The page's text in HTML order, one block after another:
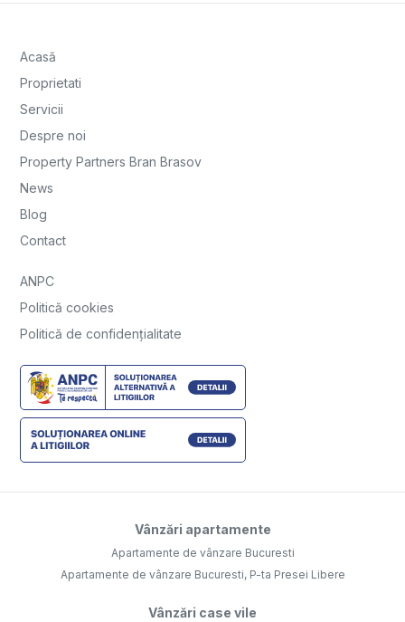
Acasă
Proprietati
Servicii
Despre noi
Property Partners Bran Brasov
News
Blog
Contact
ANPC
Politică cookies
Politică de confidențialitate
Vânzări apartamente
Apartamente de vânzare Bucuresti
Apartamente de vânzare Bucuresti, P-ta Presei Libere
Vânzări case vile